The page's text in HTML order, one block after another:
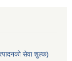
सेवा शुल्क)